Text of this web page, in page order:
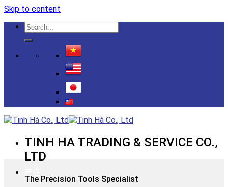
Skip to content
TINH HA TRADING & SERVICE CO.,
LTD
The Precision Tools Specialist